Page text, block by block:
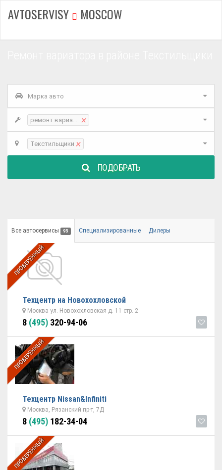
AVTOSERVISY MOSCOW
Марка авто
ремонт вариатора
×
Текстильщики ×
ПОДОБРАТЬ
Все автосервисы 95 Специализированные Дилеры
ПРОВЕРЕННЫЙ
Техцентр на Новохохловской
Москва ул. Новохохловская д. 11 стр. 2
8 (495) 320-94-06
ПРОВЕРЕННЫЙ
Техцентр Nissan&Infiniti
Москва, Рязанский пр-т, 7Д
8 (495) 182-34-04
ПРОВЕРЕННЫЙ